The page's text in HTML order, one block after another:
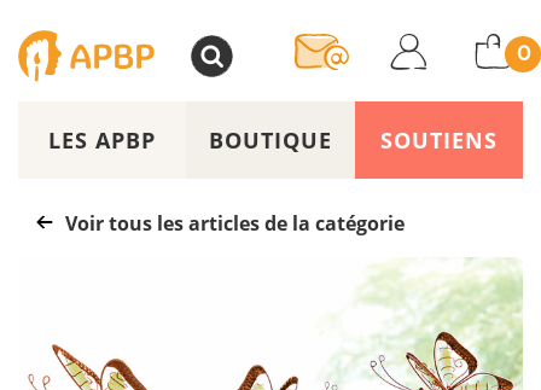
0
LES APBP BOUTIQUE SOUTIENS
Voir tous les articles de la catégorie